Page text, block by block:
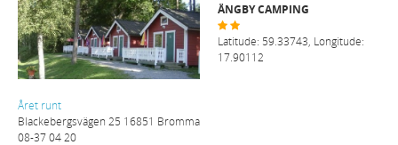
ÄNGBY CAMPING
Latitude: 59.33743, Longitude:
17.90112
Året runt
Blackebergsvägen 25 16851 Bromma
08-37 04 20